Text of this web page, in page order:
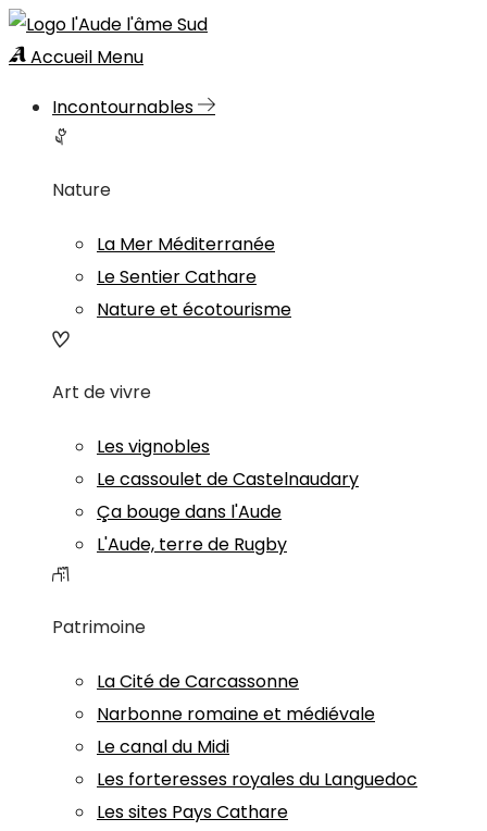
Accueil Menu
Incontournables
Nature
La Mer Méditerranée
Le Sentier Cathare
Nature et écotourisme
Art de vivre
Les vignobles
Le cassoulet de Castelnaudary
Ça bouge dans l'Aude
L'Aude, terre de Rugby
Patrimoine
La Cité de Carcassonne
Narbonne romaine et médiévale
Le canal du Midi
Les forteresses royales du Languedoc
Les sites Pays Cathare